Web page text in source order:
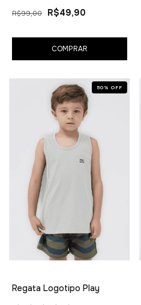
R$99,00 R$49,90
COMPRAR
50 % OFF
Regata Logotipo Play